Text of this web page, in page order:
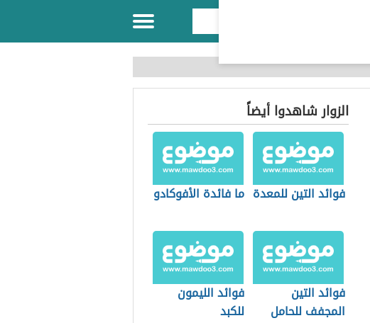
الزوار شاهدوا أيضاً
فوائد التين للمعدة ما فائدة الأفوكادو
فوائد التين
المجفف للحامل
فوائد الليمون
للكبد